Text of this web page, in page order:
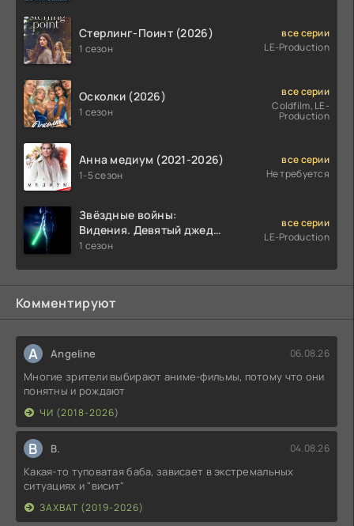
Стерлинг-Поинт (2026)
1 сезон
все серии
LE-Production
Осколки (2026)
1 сезон
все серии
Coldfilm, LE-
Production
Анна медиум (2021-2026)
1-5 сезон
все серии
Не требуется
Звёздные войны:
Видения. Девятый джедай
(2026)
1 сезон
все серии
LE-Production
Комментируют
A Angeline 06.08.26
Многие зрители выбирают аниме-фильмы, потому что они
понятны и рождают
ЧИ (2018-2026)
В В. 04.08.26
Какая-то туповатая баба, зависает в экстремальных
ситуациях и "висит"
ЗАХВАТ (2019-2026)